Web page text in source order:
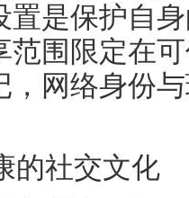
置是保护自
范围限定在
，网络身份
的社交文化